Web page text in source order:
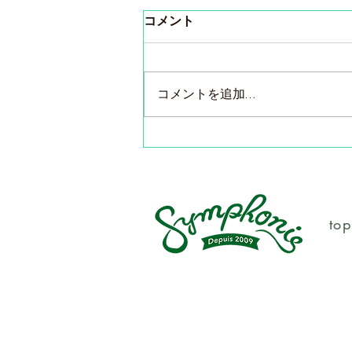
東京・ピコルーズ＆サンフォ
コメント
コメントを追加…
top